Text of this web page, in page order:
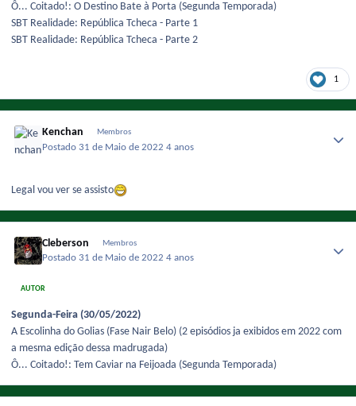
Ô... Coitado!: O Destino Bate à Porta (Segunda Temporada)
SBT Realidade: República Tcheca - Parte 1
SBT Realidade: República Tcheca - Parte 2
1
Kenchan Membros
Postado 31 de Maio de 20224 anos
Legal vou ver se assisto
Cleberson Membros
Postado 31 de Maio de 20224 anos
AUTOR
Segunda-Feira (30/05/2022)
A Escolinha do Golias (Fase Nair Belo) (2 episódios ja exibidos em 2022 com
a mesma edição dessa madrugada)
Ô... Coitado!: Tem Caviar na Feijoada (Segunda Temporada)